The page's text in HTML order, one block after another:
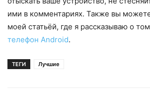
ими в комментариях. Также вы
моей статьёй, где я рассказываю о
телефон Android.
ТЕГИ Лучшие